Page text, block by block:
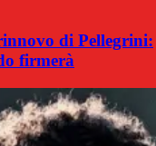
di Pellegrini:
firmerà